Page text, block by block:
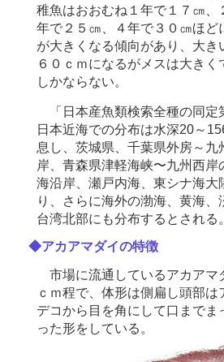
稚魚はおおむね１年で１７㎝、
年で２５㎝、４年で３０㎝ほど
が大きくなる傾向があり、大き
６０ｃｍになるがメスは大きく
しかならない。
「日本産魚類検索全種の同定
日本近海での分布は水深20～
息し、茨城県、千葉県外房～九
岸、青森県津軽海峡〜九州西岸
海沿岸、瀬戸内海、東シナ海大
り、さらに海外の渤海、黄海、
台湾北部にも分布するとされる。
◆アカアマダイの特徴
市場に流通しているアカアマ
ｃｍ程で、体形は側扁し頭部
デコから目を角にして口までま
った形をしている。